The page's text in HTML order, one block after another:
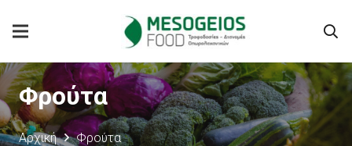
Φρούτα
Αρχική Φρούτα